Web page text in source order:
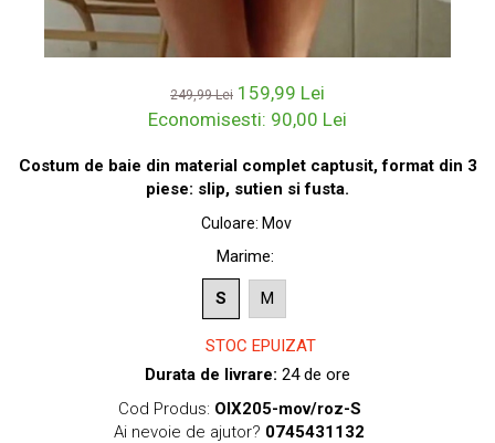
249,99 Lei 159,99 Lei
Economisesti: 90,00 Lei
Costum de baie din material complet captusit, format din 3
piese: slip, sutien si fusta.
Culoare: Mov
Marime:
S M
STOC EPUIZAT
Durata de livrare: 24 de ore
Cod Produs: OIX205-mov/roz-S
Ai nevoie de ajutor? 0745431132